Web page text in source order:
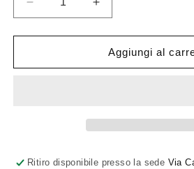
Diminuisci
quantità
per
Servostop
Aumenta
quantità
per
Zanotta
Servostop
Aggiungi al
Ritiro disponibile presso la sede Via